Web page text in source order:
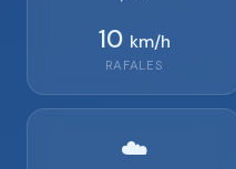
10 km/h
RAFALES
☁️